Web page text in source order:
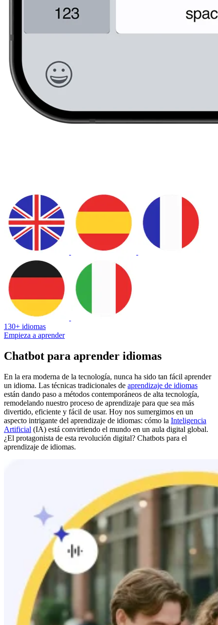
130+ idiomas
Empieza a aprender
Chatbot para aprender idiomas
En la era moderna de la tecnología, nunca ha sido tan fácil aprender
un idioma. Las técnicas tradicionales de aprendizaje de idiomas
están dando paso a métodos contemporáneos de alta tecnología,
remodelando nuestro proceso de aprendizaje para que sea más
divertido, eficiente y fácil de usar. Hoy nos sumergimos en un
aspecto intrigante del aprendizaje de idiomas: cómo la Inteligencia
Artificial (IA) está convirtiendo el mundo en un aula digital global.
¿El protagonista de esta revolución digital? Chatbots para el
aprendizaje de idiomas.